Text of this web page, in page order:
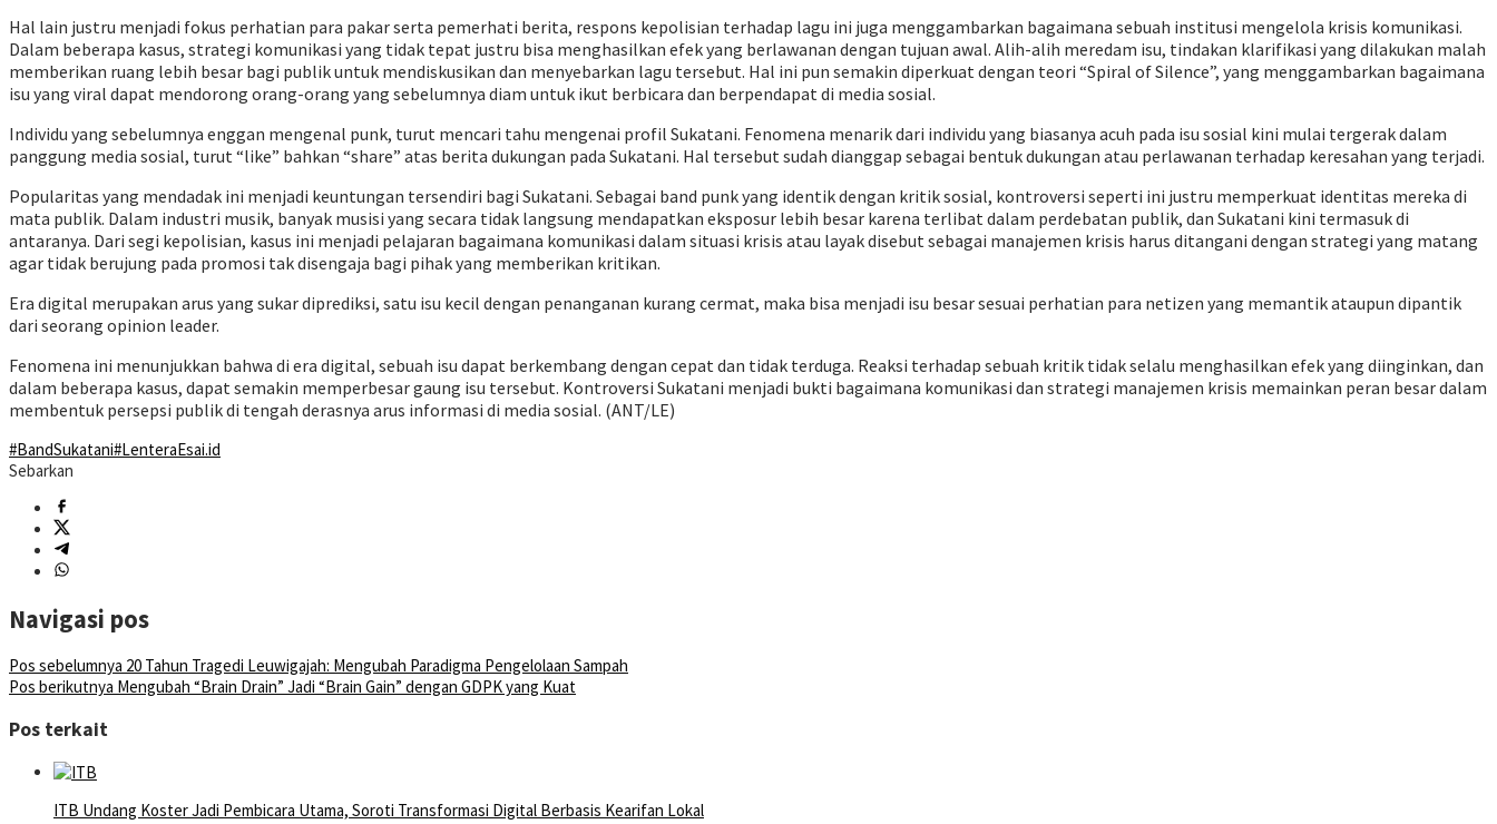
Hal lain justru menjadi fokus perhatian para pakar serta pemerhati berita, respons kepolisian terhadap lagu ini juga menggambarkan bagaimana sebuah institusi mengelola krisis komunikasi.
Dalam beberapa kasus, strategi komunikasi yang tidak tepat justru bisa menghasilkan efek yang berlawanan dengan tujuan awal. Alih-alih meredam isu, tindakan klarifikasi yang dilakukan malah
memberikan ruang lebih besar bagi publik untuk mendiskusikan dan menyebarkan lagu tersebut. Hal ini pun semakin diperkuat dengan teori “Spiral of Silence”, yang menggambarkan bagaimana
isu yang viral dapat mendorong orang-orang yang sebelumnya diam untuk ikut berbicara dan berpendapat di media sosial.
Individu yang sebelumnya enggan mengenal punk, turut mencari tahu mengenai profil Sukatani. Fenomena menarik dari individu yang biasanya acuh pada isu sosial kini mulai tergerak dalam
panggung media sosial, turut “like” bahkan “share” atas berita dukungan pada Sukatani. Hal tersebut sudah dianggap sebagai bentuk dukungan atau perlawanan terhadap keresahan yang terjadi.
Popularitas yang mendadak ini menjadi keuntungan tersendiri bagi Sukatani. Sebagai band punk yang identik dengan kritik sosial, kontroversi seperti ini justru memperkuat identitas mereka di
mata publik. Dalam industri musik, banyak musisi yang secara tidak langsung mendapatkan eksposur lebih besar karena terlibat dalam perdebatan publik, dan Sukatani kini termasuk di
antaranya. Dari segi kepolisian, kasus ini menjadi pelajaran bagaimana komunikasi dalam situasi krisis atau layak disebut sebagai manajemen krisis harus ditangani dengan strategi yang matang
agar tidak berujung pada promosi tak disengaja bagi pihak yang memberikan kritikan.
Era digital merupakan arus yang sukar diprediksi, satu isu kecil dengan penanganan kurang cermat, maka bisa menjadi isu besar sesuai perhatian para netizen yang memantik ataupun dipantik
dari seorang opinion leader.
Fenomena ini menunjukkan bahwa di era digital, sebuah isu dapat berkembang dengan cepat dan tidak terduga. Reaksi terhadap sebuah kritik tidak selalu menghasilkan efek yang diinginkan, dan
dalam beberapa kasus, dapat semakin memperbesar gaung isu tersebut. Kontroversi Sukatani menjadi bukti bagaimana komunikasi dan strategi manajemen krisis memainkan peran besar dalam
membentuk persepsi publik di tengah derasnya arus informasi di media sosial. (ANT/LE)
#BandSukatani#LenteraEsai.id
Sebarkan
Navigasi pos
Pos sebelumnya 20 Tahun Tragedi Leuwigajah: Mengubah Paradigma Pengelolaan Sampah
Pos berikutnya Mengubah “Brain Drain” Jadi “Brain Gain” dengan GDPK yang Kuat
Pos terkait
ITB Undang Koster Jadi Pembicara Utama, Soroti Transformasi Digital Berbasis Kearifan Lokal